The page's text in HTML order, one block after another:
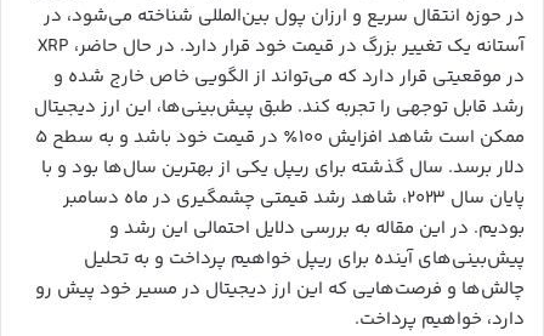
در حوزه انتقال سریع و ارزان پول بین‌المللی شناخته می‌شود، در
آستانه یک تغییر بزرگ در قیمت خود قرار دارد. در حال حاضر، XRP
در موقعیتی قرار دارد که می‌تواند از الگویی خاص خارج شده و
رشد قابل توجهی را تجربه کند. طبق پیش‌بینی‌ها، این ارز دیجیتال
ممکن است شاهد افزایش ۱۰۰٪ در قیمت خود باشد و به سطح ۵
دلار برسد. سال گذشته برای ریپل یکی از بهترین سال‌ها بود و با
پایان سال ۲۰۲۳، شاهد رشد قیمتی چشمگیری در ماه دسامبر
بودیم. در این مقاله به بررسی دلایل احتمالی این رشد و
پیش‌بینی‌های آینده برای ریپل خواهیم پرداخت و به تحلیل
چالش‌ها و فرصت‌هایی که این ارز دیجیتال در مسیر خود پیش رو
دارد، خواهیم پرداخت.